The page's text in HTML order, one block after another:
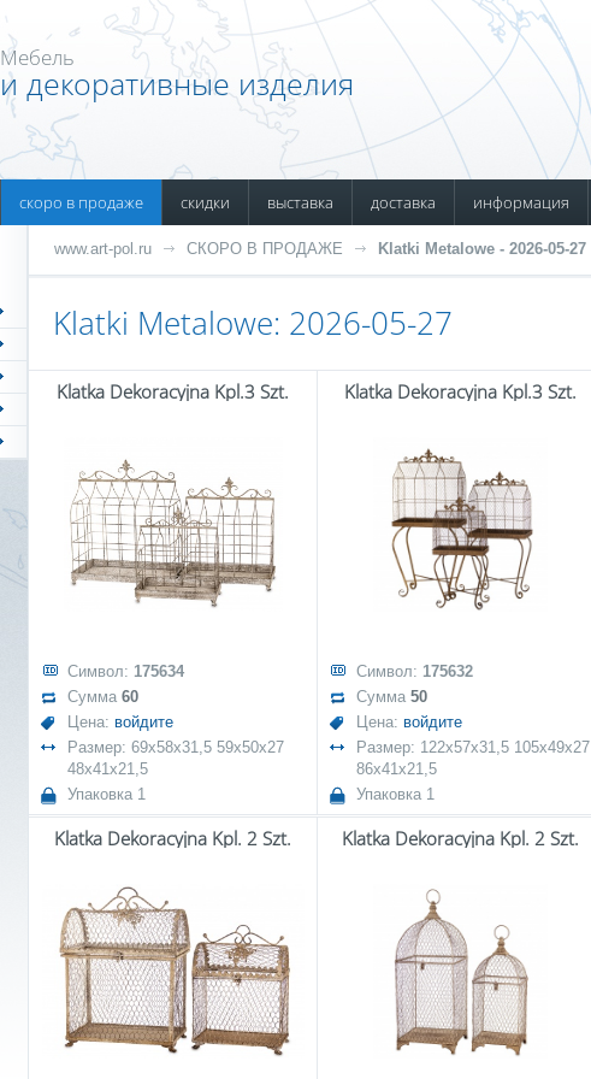
Мебель
и декоративные изделия
скоро в продаже скидки выставка доставка информация
www.art-pol.ru СКОРО В ПРОДАЖЕ Klatki Metalowe - 2026-05-27
Klatki Metalowe: 2026-05-27
Klatka Dekoracyjna Kpl.3 Szt.
Символ: 175634
Сумма 60
Цена: войдите
Размер: 69x58x31,5 59x50x27
48x41x21,5
Упаковка 1
Klatka Dekoracyjna Kpl.3 Szt.
Символ: 175632
Сумма 50
Цена: войдите
Размер: 122x57x31,5 105x49x27
86x41x21,5
Упаковка 1
Klatka Dekoracyjna Kpl. 2 Szt. Klatka Dekoracyjna Kpl. 2 Szt.